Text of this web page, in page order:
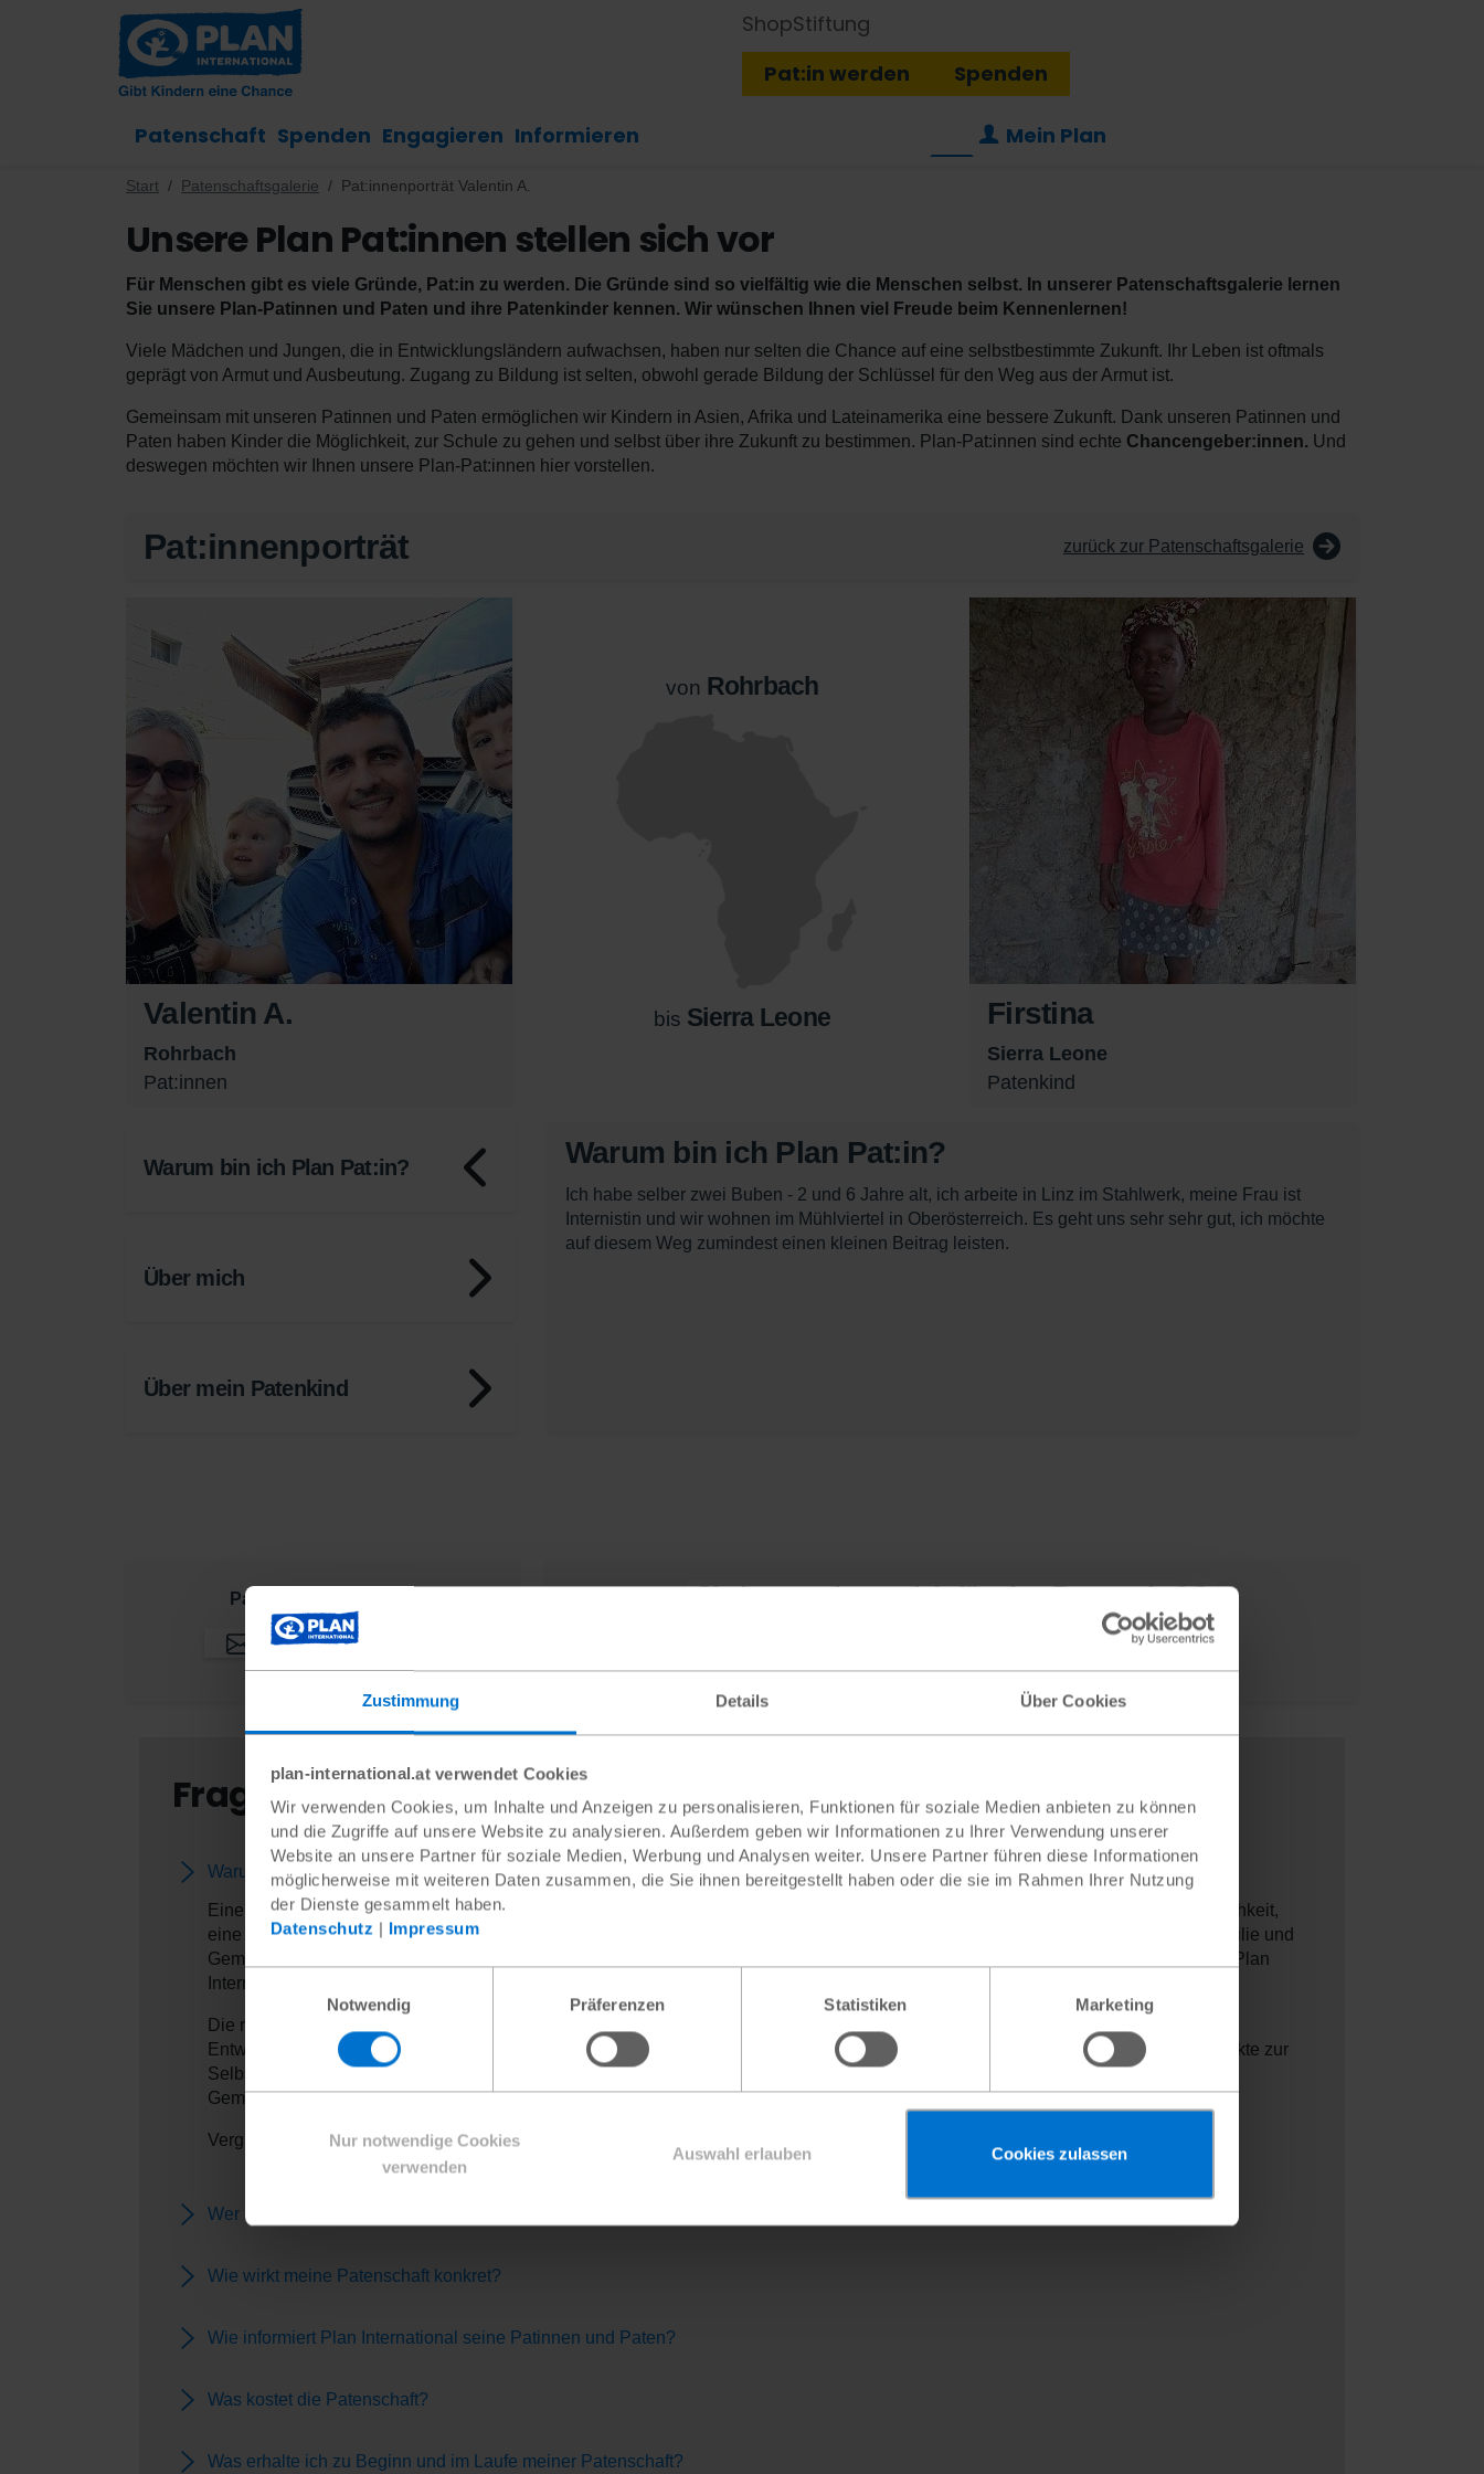
Zustimmung Details Über Cookies
plan-international.at verwendet Cookies
Wir verwenden Cookies, um Inhalte und Anzeigen zu personalisieren, Funktionen für soziale Medien anbieten zu können
und die Zugriffe auf unsere Website zu analysieren. Außerdem geben wir Informationen zu Ihrer Verwendung unserer
Website an unsere Partner für soziale Medien, Werbung und Analysen weiter. Unsere Partner führen diese Informationen
möglicherweise mit weiteren Daten zusammen, die Sie ihnen bereitgestellt haben oder die sie im Rahmen Ihrer Nutzung
der Dienste gesammelt haben.
Datenschutz | Impressum
Einwilligungsauswahl
Notwendig
Präferenzen Statistiken Marketing
Nur notwendige Cookies
verwenden
Auswahl erlauben Cookies zulassen
Patenschaft Spenden Engagieren Informieren Mein Plan
Pat:in werden Spenden
ShopStiftung
Start Patenschaftsgalerie Pat:innenporträt Valentin A.
Unsere Plan Pat:innen stellen sich vor
Für Menschen gibt es viele Gründe, Pat:in zu werden. Die Gründe sind so vielfältig wie die Menschen selbst. In unserer Patenschaftsgalerie lernen
Sie unsere Plan-Patinnen und Paten und ihre Patenkinder kennen. Wir wünschen Ihnen viel Freude beim Kennenlernen!
Viele Mädchen und Jungen, die in Entwicklungsländern aufwachsen, haben nur selten die Chance auf eine selbstbestimmte Zukunft. Ihr Leben ist oftmals
geprägt von Armut und Ausbeutung. Zugang zu Bildung ist selten, obwohl gerade Bildung der Schlüssel für den Weg aus der Armut ist.
Gemeinsam mit unseren Patinnen und Paten ermöglichen wir Kindern in Asien, Afrika und Lateinamerika eine bessere Zukunft. Dank unseren Patinnen und
Paten haben Kinder die Möglichkeit, zur Schule zu gehen und selbst über ihre Zukunft zu bestimmen. Plan-Pat:innen sind echte Chancengeber:innen. Und
deswegen möchten wir Ihnen unsere Plan-Pat:innen hier vorstellen.
Pat:innenporträt zurück zur Patenschaftsgalerie
Valentin A.
Rohrbach
Pat:innen
von Rohrbach
bis Sierra Leone Firstina
Sierra Leone
Patenkind
Warum bin ich Plan Pat:in? Warum bin ich Plan Pat:in?
Ich habe selber zwei Buben - 2 und 6 Jahre alt, ich arbeite in Linz im Stahlwerk, meine Frau ist
Internistin und wir wohnen im Mühlviertel in Oberösterreich. Es geht uns sehr sehr gut, ich möchte
auf diesem Weg zumindest einen kleinen Beitrag leisten.
Über mich
Über mein Patenkind
Pat:innenpoträt teilen: Sie interessieren sich für eine Patenschaft?
Fragen und Antworten zur Patenschaft
Warum arbeitet Plan International mit Patenschaften?
Eine Patenschaft zu übernehmen, bedeutet weit mehr, als Geld zu überweisen. Sie bietet neben der wirtschaftlichen Hilfe die Möglichkeit,
eine Verbindung zwischen verschiedenen Kulturen zu schaffen. Das gegenseitige Briefeschreiben zeigt dem Patenkind, seiner Familie und
Gemeinde, dass sich die Pat:innen für ihr Leben interessieren. Und mit dem persönlichen Kontakt zum Patenkind wird die Hilfe, die Plan
International leistet, für Pat:innen sichtbar und nachprüfbar.
Die regelmäßigen Zuwendungen der Pat:innen sind eine zuverlässige finanzielle Basis für unsere Arbeit. Sie helfen,
Entwicklungsprogramme langfristig zu planen und erfolgreich umzusetzen. Mit den Patenschaftsbeiträgen werden nachhaltige Projekte zur
Selbsthilfe finanziert, von denen alle Menschen in der Gemeinde des Patenkindes profitieren. Das schafft Vertrauen und stärkt die
Gemeinschaft.
Vergleichen Sie unsere Patenschaft mit anderen Anbietern und überzeugen Sie sich von unserem Konzept.
Wer kann eine Patenschaft übernehmen?
Wie wirkt meine Patenschaft konkret?
Wie informiert Plan International seine Patinnen und Paten?
Was kostet die Patenschaft?
Was erhalte ich zu Beginn und im Laufe meiner Patenschaft?